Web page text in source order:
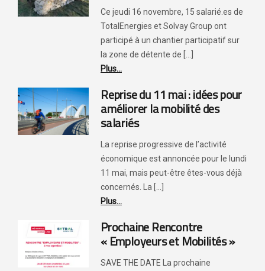
Ce jeudi 16 novembre, 15 salarié.es de
TotalEnergies et Solvay Group ont
participé à un chantier participatif sur
la zone de détente de [...]
Plus...
Reprise du 11 mai : idées pour
améliorer la mobilité des
salariés
La reprise progressive de l’activité
économique est annoncée pour le lundi
11 mai, mais peut-être êtes-vous déjà
concernés. La [...]
Plus...
Prochaine Rencontre
« Employeurs et Mobilités »
SAVE THE DATE La prochaine